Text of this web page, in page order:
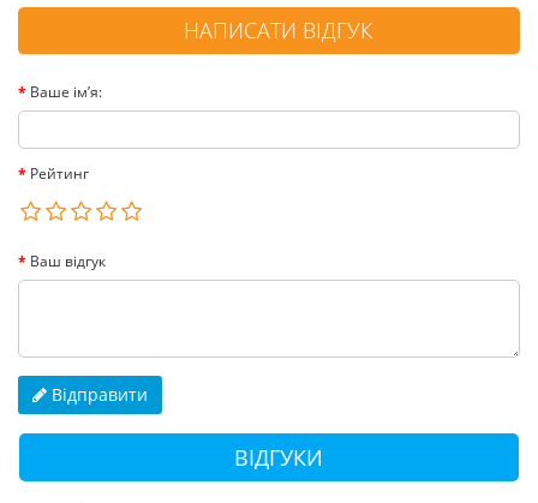
НАПИСАТИ ВІДГУК
Ваше ім’я:
Рейтинг
Ваш відгук
Відправити
ВІДГУКИ